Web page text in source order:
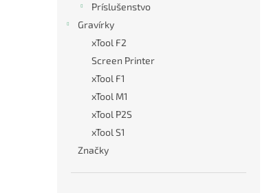
Príslušenstvo
Gravírky
xTool F2
Screen Printer
xTool F1
xTool M1
xTool P2S
xTool S1
Značky